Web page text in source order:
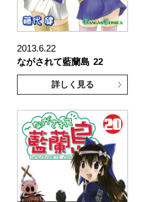
2013.6.22
ながされて藍蘭島 22
詳しく見る